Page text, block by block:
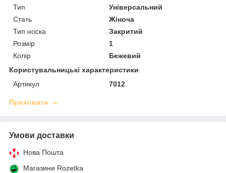
Тип
Універсальний
Стать
Жіноча
Тип носка
Закритий
Розмір
1
Колір
Бежевий
Користувальницькі характеристики
Артикул
7012
Приховати
Умови доставки
Нова Пошта
Магазини Rozetka